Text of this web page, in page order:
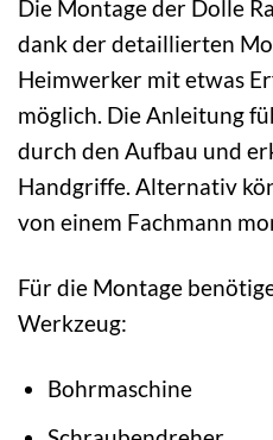
Die Montage der Dolle
dank der detaillierten
Heimwerker mit etwas
möglich. Die Anleitung
durch den Aufbau und
Handgriffe. Alternativ
von einem Fachmann
Für die Montage
Werkzeug:
Bohrmaschine